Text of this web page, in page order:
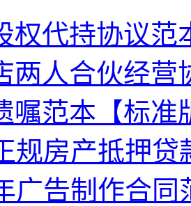
权代持协议范
两人合伙经营
嘱范本【标准
规房产抵押
广告制作合同